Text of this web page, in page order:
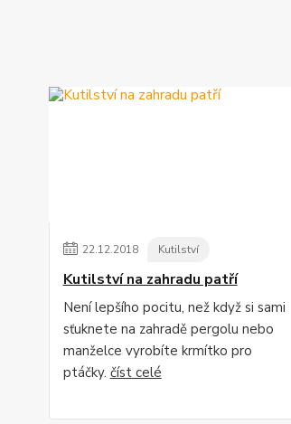
22.12.2018 Kutilství
Kutilství na zahradu patří
Není lepšího pocitu, než když si sami
sťuknete na zahradě pergolu nebo
manželce vyrobíte krmítko pro
ptáčky. číst celé